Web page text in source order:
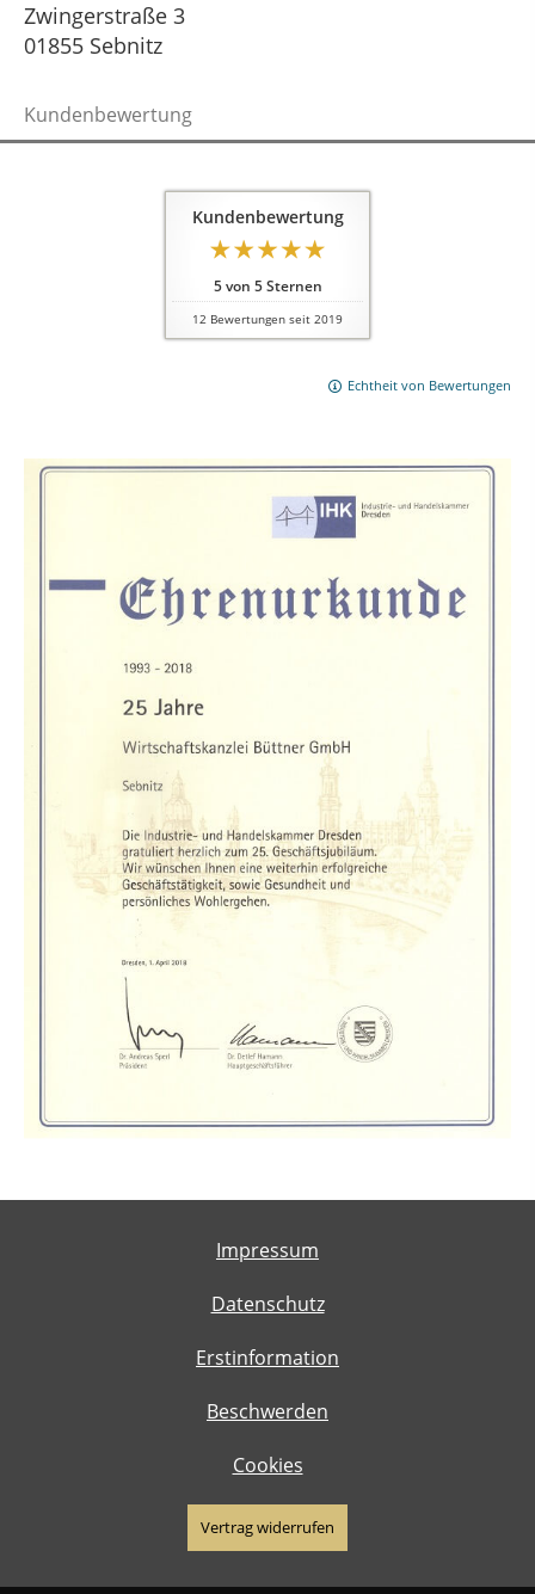
Zwingerstraße 3
01855 Sebnitz
Kundenbewertung
Kundenbewertung
5von 5Sternen
12 Bewertungen seit 2019
Echtheit von Bewertungen
Impressum
Datenschutz
Erstinformation
Beschwerden
Cookies
Vertrag widerrufen